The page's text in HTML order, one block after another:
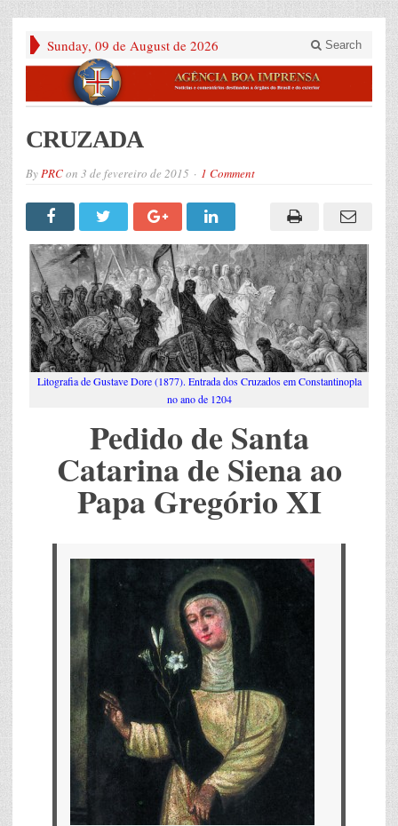
Sunday, 09 de August de 2026 Search
CRUZADA
ByPRCon 3 de fevereiro de 2015 1 Comment
Litografia de Gustave Dore (1877). Entrada dos Cruzados em Constantinopla
no ano de 1204
Pedido de Santa
Catarina de Siena ao
Papa Gregório XI